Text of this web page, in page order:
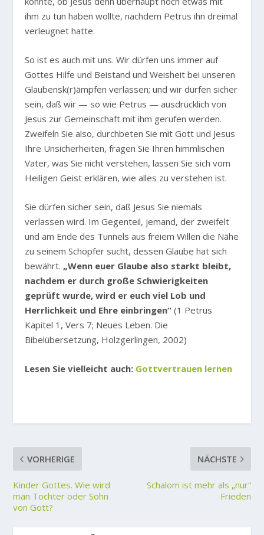
ihm zu tun haben wollte, nachdem Petrus ihn dreimal
verleugnet hatte.
So ist es auch mit uns. Wir dürfen uns immer auf
Gottes Hilfe und Beistand und Weisheit bei unseren
Glaubensk(r)ämpfen verlassen; und wir dürfen sicher
sein, daß wir — so wie Petrus — ausdrücklich von
Jesus zur Gemeinschaft mit ihm gerufen werden.
Zweifeln Sie also, durchbeten Sie mit Gott und Jesus
Ihre Unsicherheiten, fragen Sie Ihren himmlischen
Vater, was Sie nicht verstehen, lassen Sie sich vom
Heiligen Geist erklären, wie alles zu verstehen ist.
Sie dürfen sicher sein, daß Jesus Sie niemals
verlassen wird. Im Gegenteil, jemand, der zweifelt
und am Ende des Tunnels aus freiem Willen die Nähe
zu seinem Schöpfer sucht, dessen Glaube hat sich
bewährt. „Wenn euer Glaube also starkt bleibt,
nachdem er durch große Schwierigkeiten
geprüft wurde, wird er euch viel Lob und
Herrlichkeit und Ehre einbringen“ (1 Petrus
Kapitel 1, Vers 7; Neues Leben. Die
Bibelübersetzung, Holzgerlingen, 2002)
Lesen Sie vielleicht auch: Gottvertrauen lernen
VORHERIGE
Kinder Gottes. Wie wird
man Tochter oder Sohn
von Gott?
NÄCHSTE
Schalom ist mehr als „nur“
Frieden